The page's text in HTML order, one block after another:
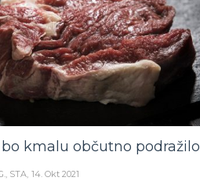
bo kmalu občutno podražilo
STA 14. Okt 2021